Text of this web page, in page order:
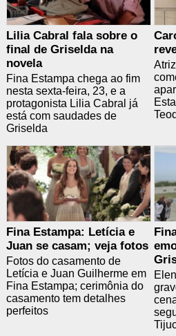
Lilia Cabral fala sobre o
final de Griselda na
novela
Fina Estampa chega ao fim
nesta sexta-feira, 23, e a
protagonista Lilia Cabral já
está com saudades de
Griselda
Fina Estampa: Letícia e
Juan se casam; veja fotos
Fotos do casamento de
Letícia e Juan Guilherme em
Fina Estampa; cerimônia do
casamento tem detalhes
perfeitos